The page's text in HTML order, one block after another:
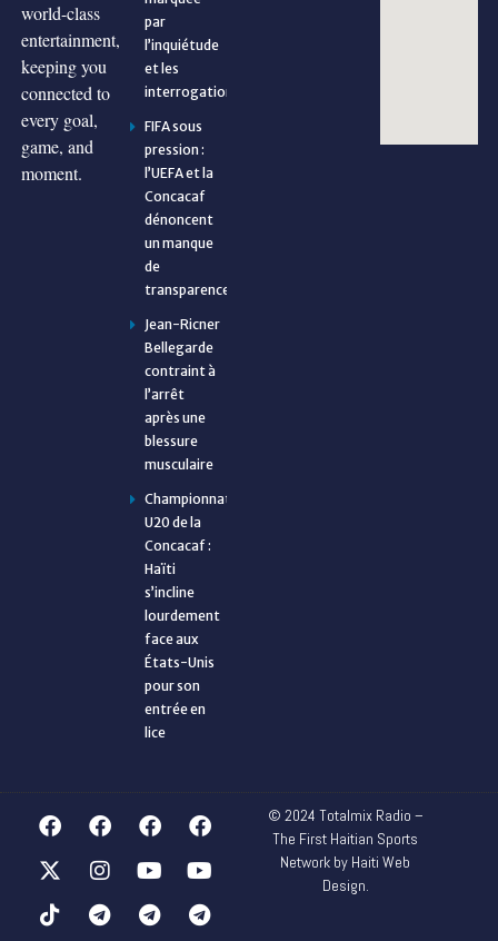
world-class
entertainment,
keeping you
connected to
every goal,
game, and
moment.
par
l’inquiétude
et les
interrogations
FIFA sous
pression :
l’UEFA et la
Concacaf
dénoncent
un manque
de
transparence
Jean-Ricner
Bellegarde
contraint à
l’arrêt
après une
blessure
musculaire
Championnat
U20 de la
Concacaf :
Haïti
s’incline
lourdement
face aux
États-Unis
pour son
entrée en
lice
© 2024 Totalmix Radio –
The First Haitian Sports
Network by Haiti Web
Design.